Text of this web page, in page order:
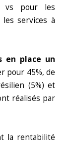
vs pour les
services à
en place un
pour 45%, de
(5%) et
réalisés par
la rentabilité